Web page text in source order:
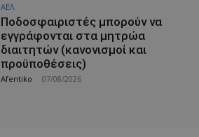
ΑΕΛ
Ποδοσφαιριστές μπορούν να
εγγράφονται στα μητρώα
διαιτητών (κανονισμοί και
προϋποθέσεις)
Afentiko 07/08/2026